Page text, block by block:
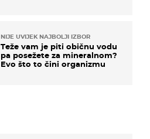
NIJE UVIJEK NAJBOLJI IZBOR
Teže vam je piti običnu vodu
pa posežete za mineralnom?
Evo što to čini organizmu